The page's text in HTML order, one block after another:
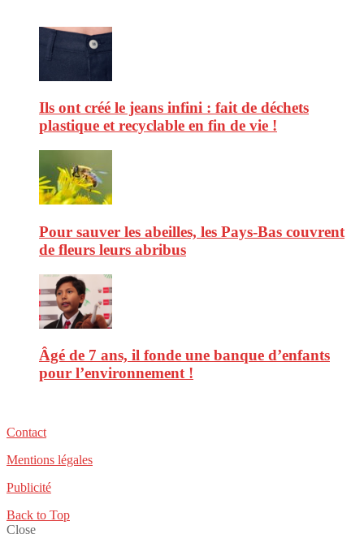
Ils ont créé le jeans infini : fait de déchets
plastique et recyclable en fin de vie !
Pour sauver les abeilles, les Pays-Bas couvrent
de fleurs leurs abribus
Âgé de 7 ans, il fonde une banque d’enfants
pour l’environnement !
Contact
Mentions légales
Publicité
Back to Top
Close